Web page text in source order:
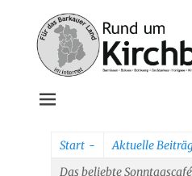
Start - Aktuelle
Das beliebte